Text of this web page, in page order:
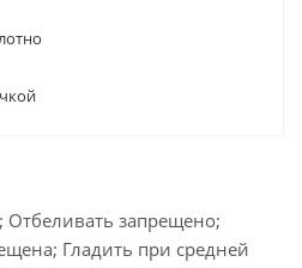
Отбеливать запрещено;
Гладить при средней